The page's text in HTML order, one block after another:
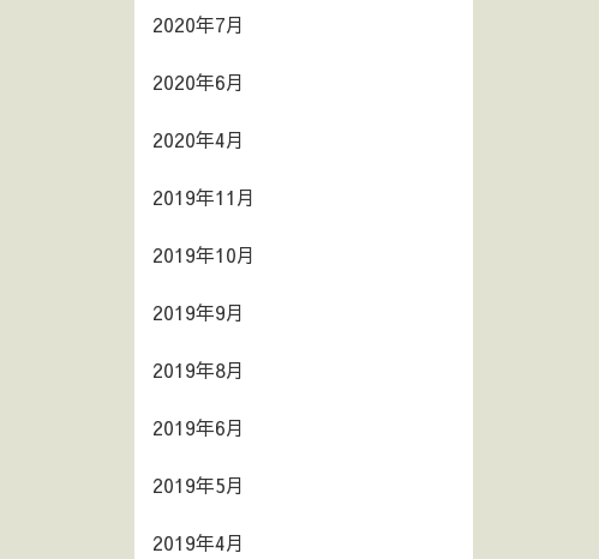
2020年7月
2020年6月
2020年4月
2019年11月
2019年10月
2019年9月
2019年8月
2019年6月
2019年5月
2019年4月